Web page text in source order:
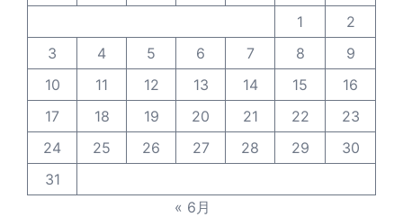
1
2
3
4 5 6 7 8
9
10
11 12 13 14 15
16
17
18 19 20 21 22
23
24
25 26 27 28 29
30
31
« 6月